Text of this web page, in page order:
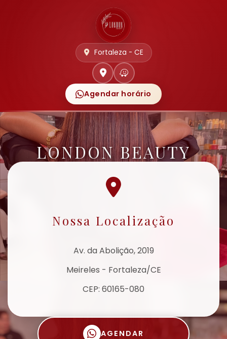
Fortaleza - CE
Agendar horário
LONDON BEAUTY
Nossa Localização
Av. da Abolição, 2019
Meireles - Fortaleza/CE
CEP: 60165-080
AGENDAR